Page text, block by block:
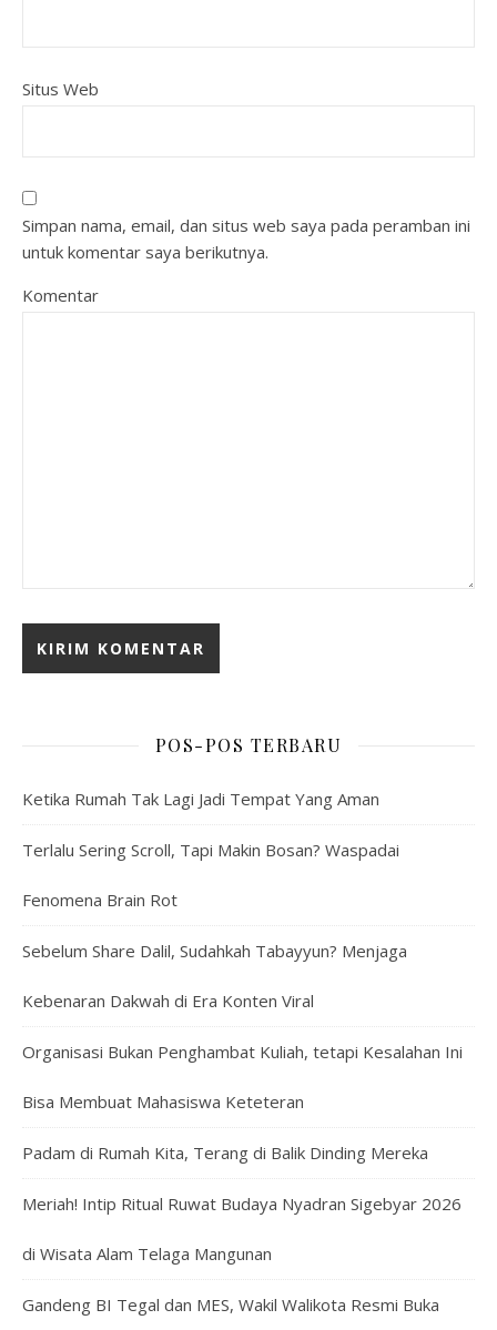
Situs Web
Simpan nama, email, dan situs web saya pada peramban ini
untuk komentar saya berikutnya.
Komentar
POS-POS TERBARU
Ketika Rumah Tak Lagi Jadi Tempat Yang Aman
Terlalu Sering Scroll, Tapi Makin Bosan? Waspadai
Fenomena Brain Rot
Sebelum Share Dalil, Sudahkah Tabayyun? Menjaga
Kebenaran Dakwah di Era Konten Viral
Organisasi Bukan Penghambat Kuliah, tetapi Kesalahan Ini
Bisa Membuat Mahasiswa Keteteran
Padam di Rumah Kita, Terang di Balik Dinding Mereka
Meriah! Intip Ritual Ruwat Budaya Nyadran Sigebyar 2026
di Wisata Alam Telaga Mangunan
Gandeng BI Tegal dan MES, Wakil Walikota Resmi Buka